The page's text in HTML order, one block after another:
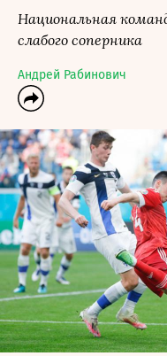
Национальная
слабого соперника
Андрей Рабинович